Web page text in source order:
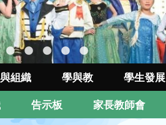
組織 學與教 學生發展
告示板 家長教師會